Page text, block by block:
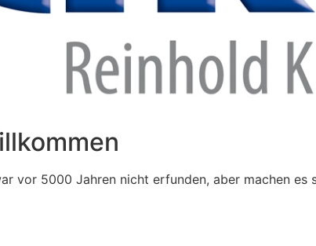
vor 5000 Jahren nicht erfunden, aber machen es